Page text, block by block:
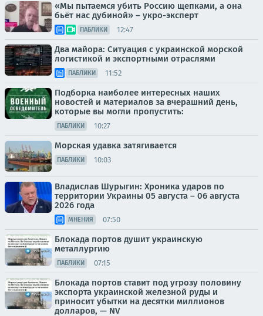
«Мы пытаемся убить Россию щепками, а она
бьёт нас дубиной» – укро-эксперт
ПАБЛИКИ 12:47
Два майора: Ситуация с украинской морской
логистикой и экспортными отраслями
ПАБЛИКИ 11:52
Подборка наиболее интересных наших
новостей и материалов за вчерашний день,
которые вы могли пропустить:
ПАБЛИКИ 10:27
Морская удавка затягивается
ПАБЛИКИ 10:03
Владислав Шурыгин: Хроника ударов по
территории Украины 05 августа – 06 августа
2026 года
МНЕНИЯ 07:50
Блокада портов душит украинскую
металлургию
ПАБЛИКИ 07:15
Блокада портов ставит под угрозу половину
экспорта украинской железной руды и
приносит убытки на десятки миллионов
долларов, — NV